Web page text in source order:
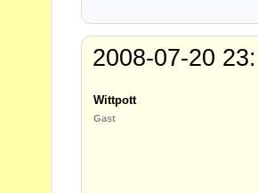
2008-07-20
Wittpott
Gast